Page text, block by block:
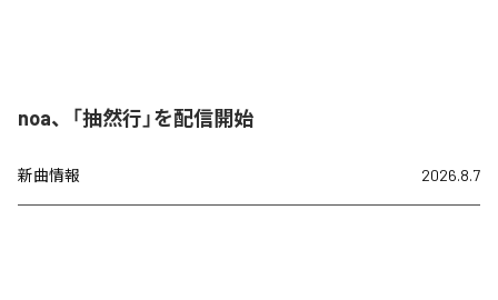
noa、「抽然行」を配信開始
新曲情報 2026.8.7